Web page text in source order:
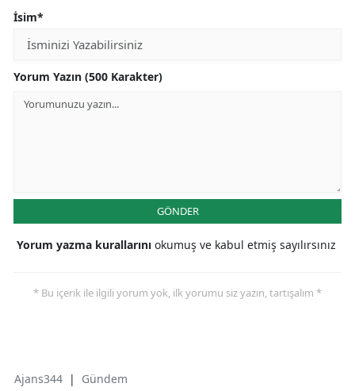
İsim*
Yorum Yazın (500 Karakter)
GÖNDER
Yorum yazma kurallarını okumuş ve kabul etmiş sayılırsınız
* Bu içerik ile ilgili yorum yok, ilk yorumu siz yazın, tartışalım *
Ajans344 | Gündem